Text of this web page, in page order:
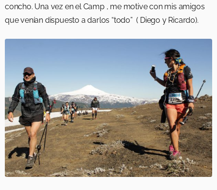
concho. Una vez en el Camp , me motive con mis amigos
que venían dispuesto a darlos “todo” ( Diego y Ricardo).